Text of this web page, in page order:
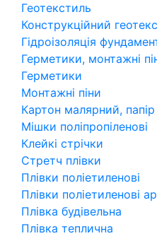
Геотекстиль
Конструкційний
Гідроізоляція
Герметики, монтажні
Герметики
Монтажні піни
Картон малярний,
Мішки поліпропіленові
Клейкі стрічки
Стретч плівки
Плівки поліетиленові
Плівки поліетиленові
Плівка будівельна
Плівка теплична